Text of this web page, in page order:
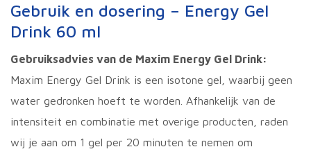
Gebruik en dosering – Energy Gel
Drink 60 ml
Gebruiksadvies van de Maxim Energy Gel Drink:
Maxim Energy Gel Drink is een isotone gel, waarbij geen
water gedronken hoeft te worden. Afhankelijk van de
intensiteit en combinatie met overige producten, raden
wij je aan om 1 gel per 20 minuten te nemen om